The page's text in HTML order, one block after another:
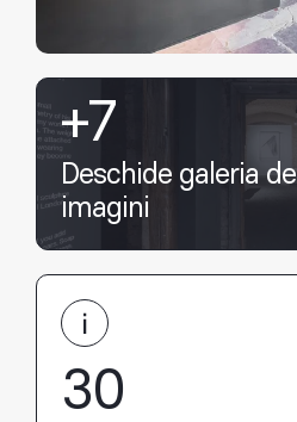
+7
Deschide galeria de
imagini
30